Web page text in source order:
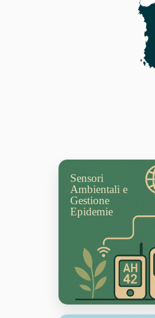
Sensori
Ambientali e
Gestione
Epidemie